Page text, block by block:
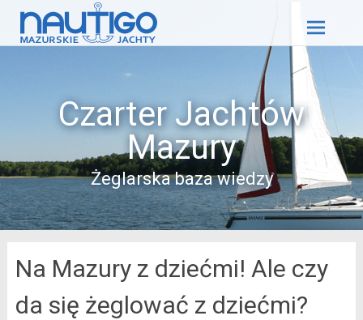
Skip
to
content
Czarter Jachtów
Mazury
Żeglarska baza wiedzy
Na Mazury z dziećmi! Ale czy
da się żeglować z dziećmi?